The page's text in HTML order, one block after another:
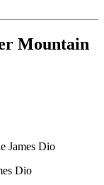
Mountain
James Dio
Dio